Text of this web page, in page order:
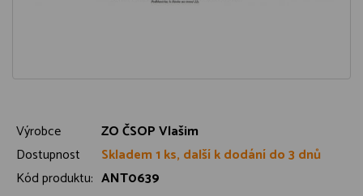
Výrobce
ZO ČSOP Vlašim
Dostupnost
Skladem 1 ks, další k dodání do 3 dnů
Kód produktu: ANT0639